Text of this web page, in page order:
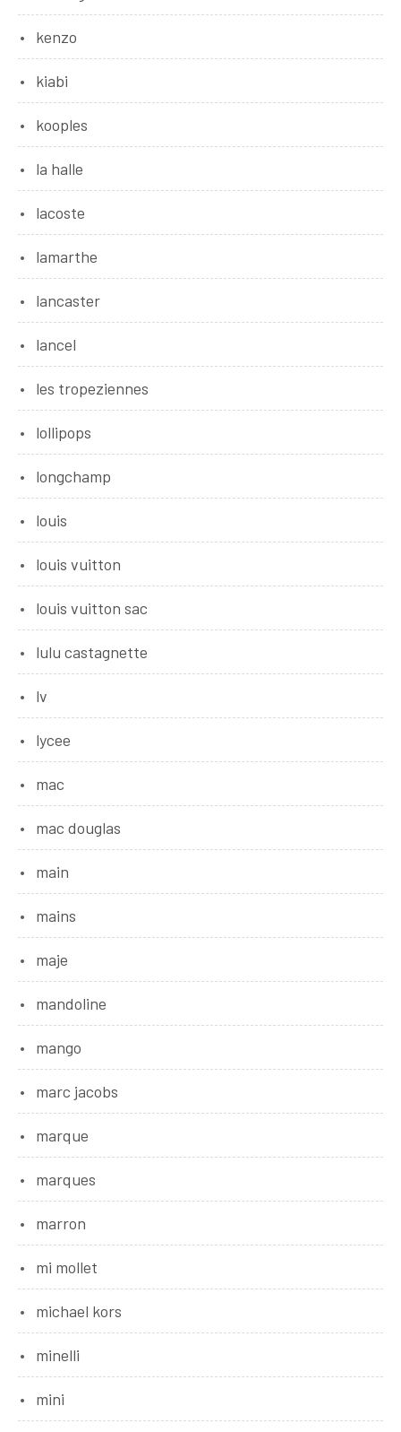
kenzo
kiabi
kooples
la halle
lacoste
lamarthe
lancaster
lancel
les tropeziennes
lollipops
longchamp
louis
louis vuitton
louis vuitton sac
lulu castagnette
lv
lycee
mac
mac douglas
main
mains
maje
mandoline
mango
marc jacobs
marque
marques
marron
mi mollet
michael kors
minelli
mini